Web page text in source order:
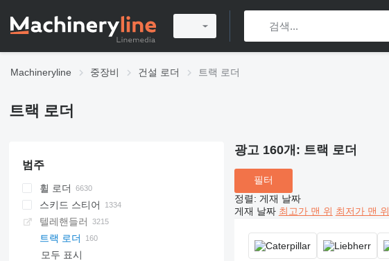
Machineryline 중장비 건설 로더 트랙 로더
트랙 로더
범주
휠 로더
스키드 스티어
텔레핸들러
트랙 로더
모두 표시
광고 160개: 트랙 로더
필터
정렬: 게재 날짜
게재 날짜 최고가 맨 위 최저가 맨 위